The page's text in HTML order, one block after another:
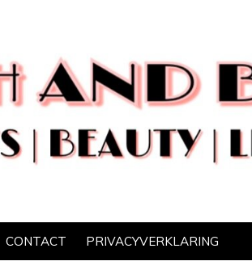
CONTACT PRIVACYVERKLARING